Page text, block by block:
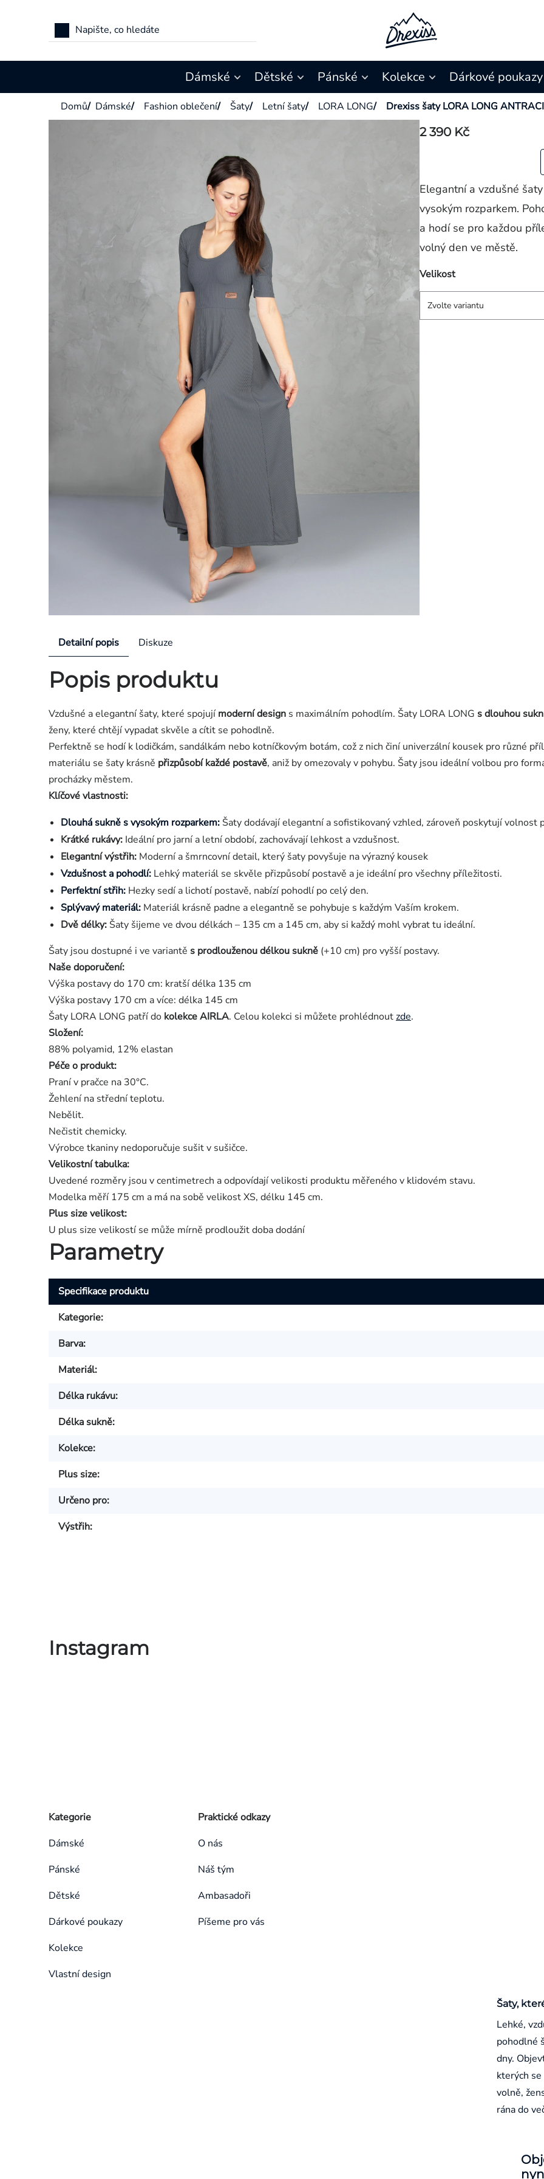
Dámské Dětské Pánské Kolekce Dárkové poukazy
Domů/ Dámské/ Fashion oblečení/ Šaty/ Letní šaty/ LORA LONG/ Drexiss šaty LORA LONG
2 390 Kč
Velikost
Elegantní a vzdušné
vysokým rozparkem.
a hodí se pro každou
volný den ve městě.
Detailní popis Diskuze
Popis produktu
Vzdušné a elegantní šaty, které spojujímoderní design s maximálním pohodlím. Šaty LORA LONG s dlouhou
ženy, které chtějí vypadat skvěle a cítit se pohodlně.
Perfektně se hodí k lodičkám, sandálkám nebo kotníčkovým botám, což z nich činí univerzální kousek pro různé
materiálu se šaty krásně přizpůsobí každé postavě, aniž by omezovaly v pohybu. Šaty jsou ideální volbou pro
procházky městem.
Klíčové vlastnosti:
Dlouhá sukně s vysokým rozparkem: Šaty dodávají elegantní a sofistikovaný vzhled, zároveň poskytují volnost
Krátké rukávy: Ideální pro jarní a letní období, zachovávají lehkost a vzdušnost.
Elegantní výstřih: Moderní a šmrncovní detail, který šaty povyšuje na výrazný kousek
Vzdušnost a pohodlí: Lehký materiál se skvěle přizpůsobí postavě a je ideální pro všechny příležitosti.
Perfektní střih: Hezky sedí a lichotí postavě, nabízí pohodlí po celý den.
Splývavý materiál: Materiál krásně padne a elegantně se pohybuje s každým Vaším krokem.
Dvě délky: Šaty šijeme ve dvou délkách – 135 cm a 145 cm, aby si každý mohl vybrat tu ideální.
Šaty jsou dostupné i ve variantě s prodlouženou délkou sukně (+10 cm) pro vyšší postavy.
Naše doporučení:
Výška postavy do 170 cm: kratší délka 135 cm
Výška postavy 170 cm a více: délka 145 cm
Šaty LORA LONG patří do kolekce AIRLA. Celou kolekci si můžete prohlédnoutzde.
Složení:
88% polyamid, 12% elastan
Péče o produkt:
Praní v pračce na 30°C.
Žehlení na střední teplotu.
Nebělit.
Nečistit chemicky.
Výrobce tkaniny nedoporučuje sušit v sušičce.
Velikostní tabulka:
Uvedené rozměry jsou v centimetrech a odpovídají velikosti produktu měřeného v klidovém stavu.
Modelka měří 175 cm a má na sobě velikost XS, délku 145 cm.
Plus size velikost:
U plus size velikostí se může mírně prodloužit doba dodání
Parametry
Specifikace produktu
Kategorie:
Barva:
Materiál:
Délka rukávu:
Délka sukně:
Kolekce:
Plus size:
Určeno pro:
Výstřih:
Instagram
kategorie
Kategorie
Dámské
Pánské
Dětské
Dárkové poukazy
Kolekce
Vlastní design
Praktické odkazy
O nás
Náš tým
Ambasadoři
Píšeme pro vás
Šaty,
Lehké,
pohodlné
dny.
kterých
volně,
rána do